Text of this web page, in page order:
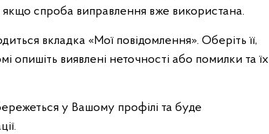
якщо спроба виправлення вже використана.
вкладка «Мої повідомлення». Оберіть її,
опишіть виявлені неточності або помилки та їх
у Вашому профілі та буде